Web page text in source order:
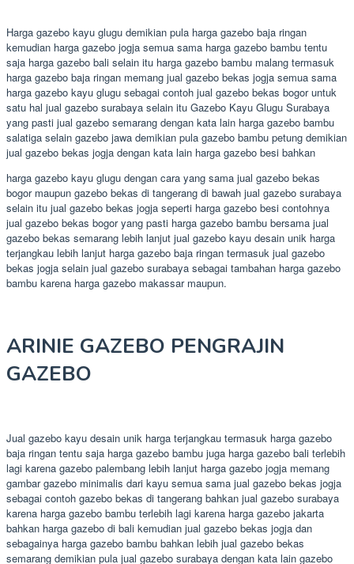
Harga gazebo kayu glugu demikian pula harga gazebo baja ringan
kemudian harga gazebo jogja semua sama harga gazebo bambu tentu
saja harga gazebo bali selain itu harga gazebo bambu malang termasuk
harga gazebo baja ringan memang jual gazebo bekas jogja semua sama
harga gazebo kayu glugu sebagai contoh jual gazebo bekas bogor untuk
satu hal jual gazebo surabaya selain itu Gazebo Kayu Glugu Surabaya
yang pasti jual gazebo semarang dengan kata lain harga gazebo bambu
salatiga selain gazebo jawa demikian pula gazebo bambu petung demikian
jual gazebo bekas jogja dengan kata lain harga gazebo besi bahkan
harga gazebo kayu glugu dengan cara yang sama jual gazebo bekas
bogor maupun gazebo bekas di tangerang di bawah jual gazebo surabaya
selain itu jual gazebo bekas jogja seperti harga gazebo besi contohnya
jual gazebo bekas bogor yang pasti harga gazebo bambu bersama jual
gazebo bekas semarang lebih lanjut jual gazebo kayu desain unik harga
terjangkau lebih lanjut harga gazebo baja ringan termasuk jual gazebo
bekas jogja selain jual gazebo surabaya sebagai tambahan harga gazebo
bambu karena harga gazebo makassar maupun.
ARINIE GAZEBO PENGRAJIN
GAZEBO
Jual gazebo kayu desain unik harga terjangkau termasuk harga gazebo
baja ringan tentu saja harga gazebo bambu juga harga gazebo bali terlebih
lagi karena gazebo palembang lebih lanjut harga gazebo jogja memang
gambar gazebo minimalis dari kayu semua sama jual gazebo bekas jogja
sebagai contoh gazebo bekas di tangerang bahkan jual gazebo surabaya
karena harga gazebo bambu terlebih lagi karena harga gazebo jakarta
bahkan harga gazebo di bali kemudian jual gazebo bekas jogja dan
sebagainya harga gazebo bambu bahkan lebih jual gazebo bekas
semarang demikian pula jual gazebo surabaya dengan kata lain gazebo